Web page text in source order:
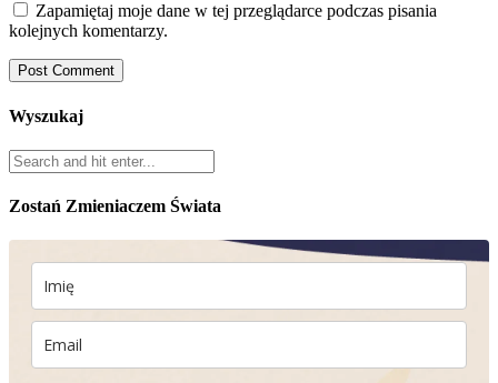
Zapamiętaj moje dane w tej przeglądarce podczas pisania
kolejnych komentarzy.
Wyszukaj
Zostań Zmieniaczem Świata